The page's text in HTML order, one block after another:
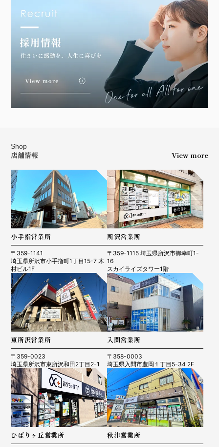
Shop
店舗情報 View more
小手指営業所
〒359-1141
埼玉県所沢市小手指町1丁目15-7 木
村ビル1F
所沢営業所
〒359-1115 埼玉県所沢市御幸町1-
16
スカイライズタワー1階
東所沢営業所
〒359-0023
埼玉県所沢市東所沢和田2丁目2-1
入間営業所
〒358-0003
埼玉県入間市豊岡１丁目5-34 2F
ひばりヶ丘営業所 秋津営業所